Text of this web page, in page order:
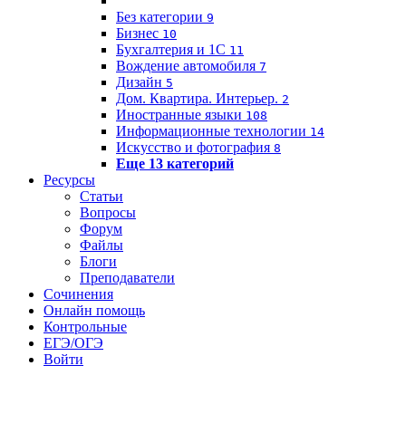
Без категории 9
Бизнес 10
Бухгалтерия и 1C 11
Вождение автомобиля 7
Дизайн 5
Дом. Квартира. Интерьер. 2
Иностранные языки 108
Информационные технологии 14
Искусство и фотография 8
Еще 13 категорий
Ресурсы
Статьи
Вопросы
Форум
Файлы
Блоги
Преподаватели
Сочинения
Онлайн помощь
Контрольные
ЕГЭ/ОГЭ
Войти